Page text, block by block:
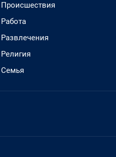
Происшествия
Работа
Развлечения
Религия
Семья